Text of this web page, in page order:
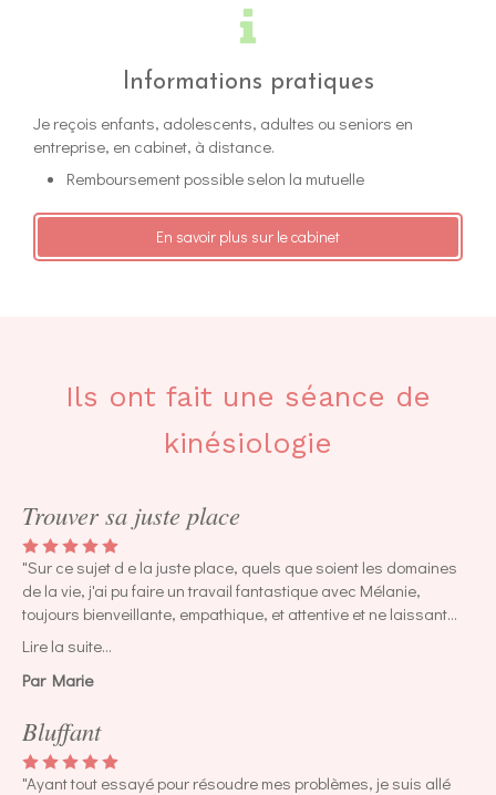
Informations pratiques
Je reçois enfants, adolescents, adultes ou seniors en
entreprise, en cabinet, à distance.
Remboursement possible selon la mutuelle
En savoir plus sur le cabinet
Ils ont fait une séance de
kinésiologie
Trouver sa juste place
"Sur ce sujet d e la juste place, quels que soient les domaines
de la vie, j'ai pu faire un travail fantastique avec Mélanie,
toujours bienveillante, empathique, et attentive et ne laissant
rien au hasard. La kinesio est une discipline incroyable de
justesse, de pertinence et de rapidité et Mélanie est une
praticienne de haut vol, pour en avoir testé plusieurs dans mon
plus légère. En tout cas ce fut mon cas, sur plusieurs séances
depuis 2025. Merci infiniment de votre savoir être et savoir
faire."
Lire la suite...
Par Marie
Bluffant
"Ayant tout essayé pour résoudre mes problèmes, je suis allé